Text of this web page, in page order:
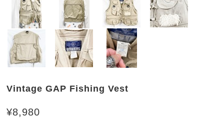
Vintage GAP Fishing Vest
¥8,980